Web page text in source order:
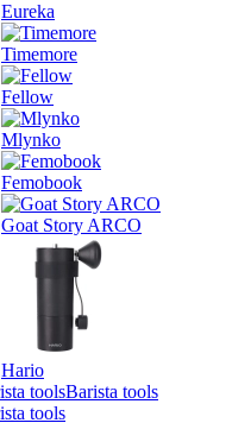
Eureka
Timemore
Fellow
Mlynko
Femobook
Goat Story ARCO
Hario
Barista tools